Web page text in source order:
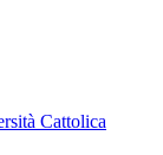
Cattolica